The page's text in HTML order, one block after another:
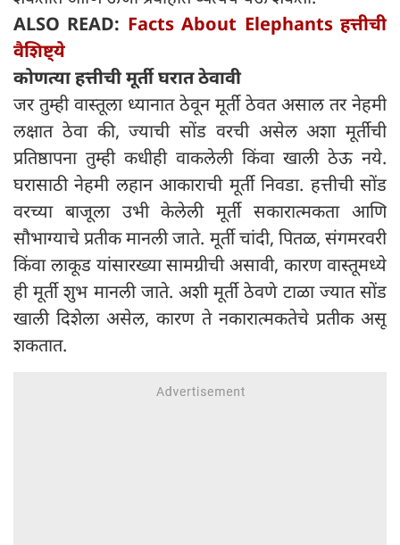
ALSO READ: Facts About Elephants हत्तीची
वैशिष्ट्ये
कोणत्या हत्तीची मूर्ती घरात ठेवावी
जर तुम्ही वास्तूला ध्यानात ठेवून मूर्ती ठेवत असाल तर नेहमी
लक्षात ठेवा की, ज्याची सोंड वरची असेल अशा मूर्तीची
प्रतिष्ठापना तुम्ही कधीही वाकलेली किंवा खाली ठेऊ नये.
घरासाठी नेहमी लहान आकाराची मूर्ती निवडा. हत्तीची सोंड
वरच्या बाजूला उभी केलेली मूर्ती सकारात्मकता आणि
सौभाग्याचे प्रतीक मानली जाते. मूर्ती चांदी, पितळ, संगमरवरी
किंवा लाकूड यांसारख्या सामग्रीची असावी, कारण वास्तूमध्ये
ही मूर्ती शुभ मानली जाते. अशी मूर्ती ठेवणे टाळा ज्यात सोंड
खाली दिशेला असेल, कारण ते नकारात्मकतेचे प्रतीक असू
शकतात.